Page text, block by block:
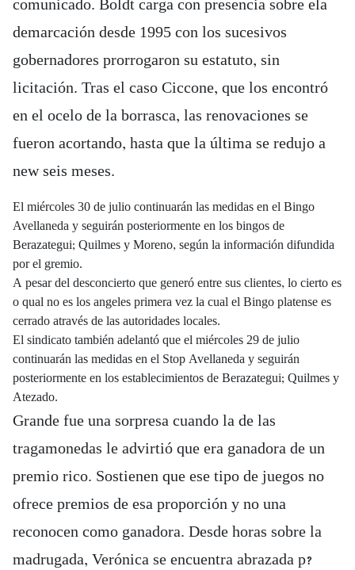
comunicado. Boldt carga con presencia sobre ela
demarcación desde 1995 con los sucesivos
gobernadores prorrogaron su estatuto, sin
licitación. Tras el caso Ciccone, que los encontró
en el ocelo de la borrasca, las renovaciones se
fueron acortando, hasta que la última se redujo a
new seis meses.
El miércoles 30 de julio continuarán las medidas en el Bingo
Avellaneda y seguirán posteriormente en los bingos de
Berazategui; Quilmes y Moreno, según la información difundida
por el gremio.
A pesar del desconcierto que generó entre sus clientes, lo cierto es
o qual no es los angeles primera vez la cual el Bingo platense es
cerrado através de las autoridades locales.
El sindicato también adelantó que el miércoles 29 de julio
continuarán las medidas en el Stop Avellaneda y seguirán
posteriormente en los establecimientos de Berazategui; Quilmes y
Atezado.
Grande fue una sorpresa cuando la de las
tragamonedas le advirtió que era ganadora de un
premio rico. Sostienen que ese tipo de juegos no
ofrece premios de esa proporción y no una
reconocen como ganadora. Desde horas sobre la
madrugada, Verónica se encuentra abrazada p?